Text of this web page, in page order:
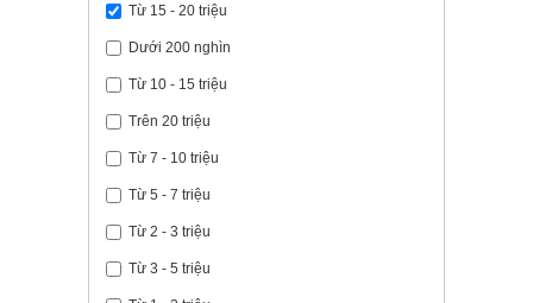
Từ 15 - 20 triệu
Dưới 200 nghìn
Từ 10 - 15 triệu
Trên 20 triệu
Từ 7 - 10 triệu
Từ 5 - 7 triệu
Từ 2 - 3 triệu
Từ 3 - 5 triệu